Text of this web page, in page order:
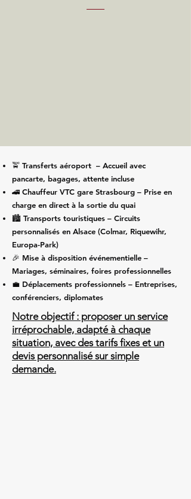
🚖 Transferts aéroport – Accueil avec
pancarte, bagages, attente incluse
🚄 Chauffeur VTC gare Strasbourg – Prise en
charge en direct à la sortie du quai
🏙️ Transports touristiques – Circuits
personnalisés en Alsace (Colmar, Riquewihr,
Europa-Park)
🎉 Mise à disposition événementielle –
Mariages, séminaires, foires professionnelles
💼 Déplacements professionnels – Entreprises,
conférenciers, diplomates
Notre objectif : proposer un service
irréprochable, adapté à chaque
situation, avec des tarifs fixes et un
devis personnalisé sur simple
demande.